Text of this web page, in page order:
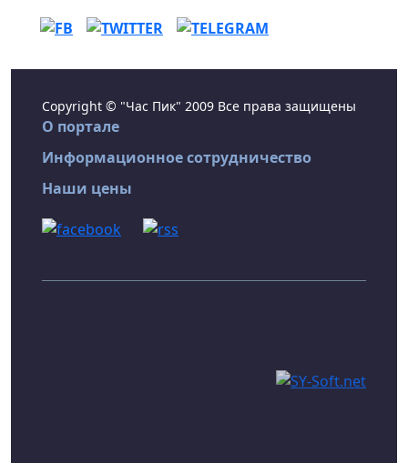
Copyright © "Час Пик" 2009 Все права защищены
О портале
Информационное сотрудничество
Наши цены